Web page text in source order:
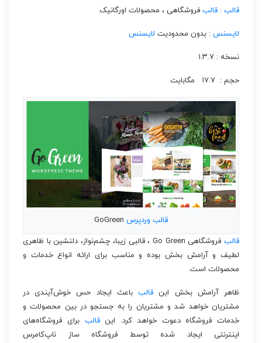
قالب : قالب فروشگاهی ، محصولات اورگانیک
لایسنس : بدون محدودیت لایسنس
نسخه : ۱.۳.۷
حجم : ۱۷.۷ مگابایت
قالب وردپرس
قالب
فروشگاهی Go Green ، قالبی زیبا، چشم‌نواز، دلنشین با ظاهری
لطیف و آرامش بخش بوده و مناسب برای ارائه انواع خدمات و
محصولات است.
ظاهر آرامش بخش این قالبباعث ایجاد حس خوش‌آیندی در
مشتریان خواهد شد و مشتریان را به جستجو در بین محصولات و
خدمات فروشگاه دعوت خواهد کرد. اینقالب برای فروشگاه‌های
اینترنتی ایجاد شده توسط فروشگاه ساز ناپ‌کامرس